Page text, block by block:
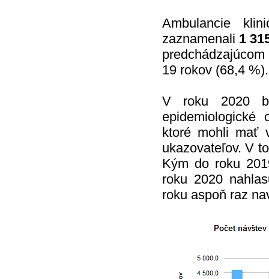
Ambulancie
zaznamenali 1
19 rokov (68,4 %).
V roku 2020
epidemiologické
ktoré mohli mať
ukazovateľov. V
Kým do roku
roku 2020
roku aspoň raz